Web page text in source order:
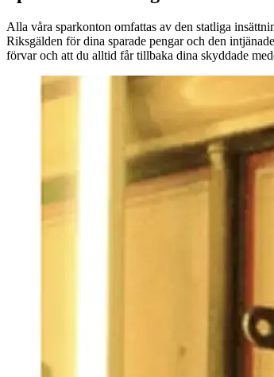
Alla våra sparkonton omfattas av den statliga
Riksgälden för dina sparade pengar och den
förvar och att du alltid får tillbaka dina skyddade